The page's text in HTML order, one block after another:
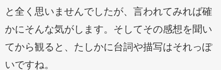
と全く思いませんでしたが、言われてみれば確
かにそんな気がします。そしてその感想を聞い
てから観ると、たしかに台詞や描写はそれっぽ
いですね。